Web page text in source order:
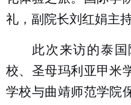
礼，副院长刘红娟主
此次来访的泰
校、圣母玛利亚甲米
学校与曲靖师范学院